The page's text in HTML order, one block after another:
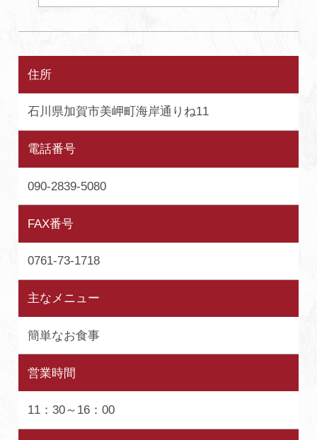
住所
石川県加賀市美岬町海岸通りね11
電話番号
090-2839-5080
FAX番号
0761-73-1718
主なメニュー
簡単なお食事
営業時間
11：30～16：00